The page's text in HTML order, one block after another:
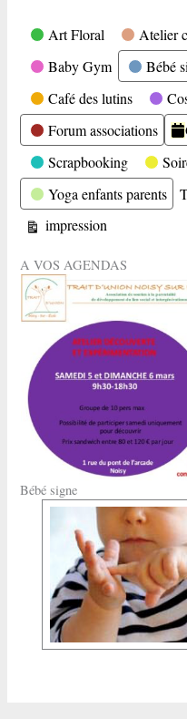
Catégories
Art Floral Atelier
Baby Gym
Bébé
Café des lutins
Forum associations
Scrapbooking
Yoga enfants parents
Vue
impression
A VOS AGENDAS
Bébé signe